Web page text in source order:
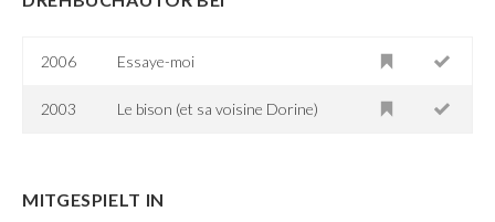
2006 Essaye-moi
2003 Le bison (et sa voisine Dorine)
MITGESPIELT IN